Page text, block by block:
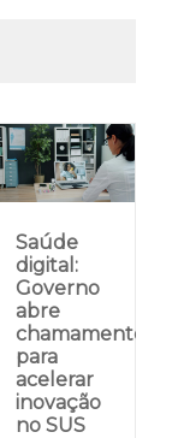
Saúde
digital:
Governo
abre
chamamento
para
acelerar
inovação
no SUS